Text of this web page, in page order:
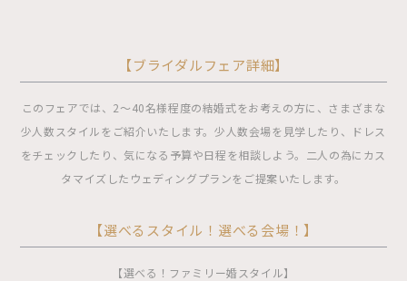
【ブライダルフェア詳細】
このフェアでは、2〜40名様程度の結婚式をお考えの方に、さまざまな
少人数スタイルをご紹介いたします。少人数会場を見学したり、ドレス
をチェックしたり、気になる予算や日程を相談しよう。二人の為にカス
タマイズしたウェディングプランをご提案いたします。
【選べるスタイル！選べる会場！】
【選べる！ファミリー婚スタイル】